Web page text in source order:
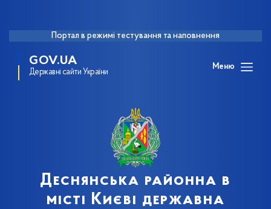
Портал в режимі тестування та наповнення
GOV.UA
Державні сайти України
Меню
Деснянська районна в
місті Києві державна